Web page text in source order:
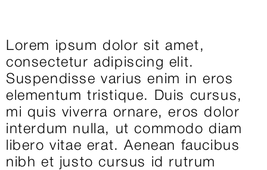
Lorem ipsum dolor sit amet,
consectetur adipiscing elit.
Suspendisse varius enim in eros
elementum tristique. Duis cursus,
mi quis viverra ornare, eros dolor
interdum nulla, ut commodo diam
libero vitae erat. Aenean faucibus
nibh et justo cursus id rutrum